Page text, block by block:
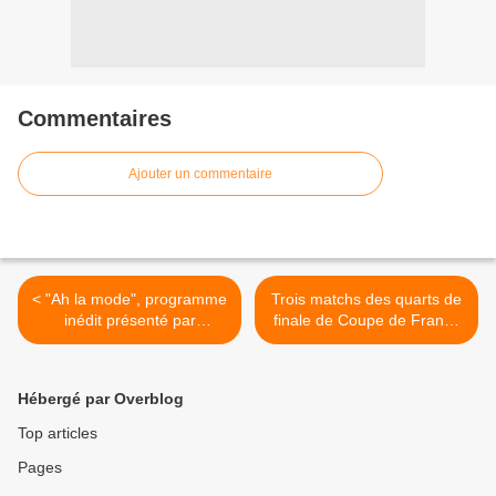
Commentaires
Ajouter un commentaire
< "Ah la mode", programme
inédit présenté par
Mademoiselle Agnès dès ce
Trois matchs des quarts de
finale de Coupe de France
de football à vivre sur
Hébergé par Overblog
Top articles
Pages